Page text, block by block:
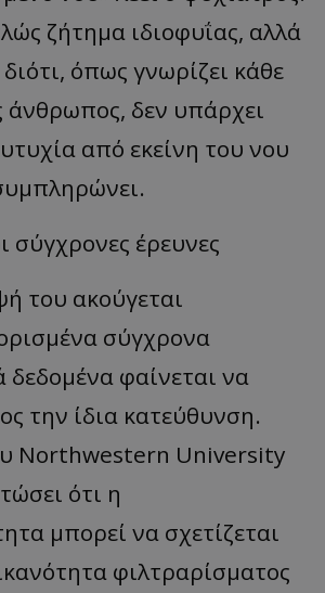
ζήτημα ιδιοφυΐας, αλλά
όπως γνωρίζει κάθε
άνθρωπος, δεν υπάρχει
από εκείνη του νου
σύγχρονες έρευνες
του ακούγεται
σύγχρονα
δεδομένα φαίνεται να
την ίδια κατεύθυνση.
Northwestern University
ότι η
μπορεί να σχετίζεται
φιλτραρίσματος